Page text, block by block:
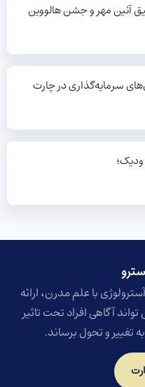
آئین مهر و جشن هالووین
سرمایه‌گذاری در چارت
ودیک؛
با علم مدرن، ارائه
آگاهی افراد تحت تاثیر
تغییر و تحول برساند.